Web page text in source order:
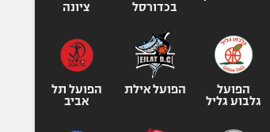
ספורט מוטורי
כדורמים
בכדורסל
ציונה
הפועל
גלבוע גליל
הפועל אילת
הפועל תל
אביב